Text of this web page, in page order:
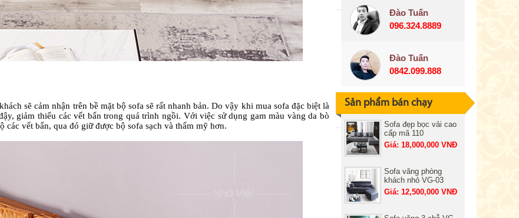
sẽ cảm nhận trên bề mặt bộ sofa sẽ rất nhanh bản. Do vậy khi mua sofa đặc biệt là
giảm thiểu các vết bẩn trong quá trình ngồi. Với việc sử dụng gam màu vàng da bò
vết bẩn, qua đó giữ được bộ sofa sạch và thẩm mỹ hơn.
Đào Tuấn
096.324.8889
Đào Tuấn
0842.099.888
Sản phẩm bán chạy
Sofa đẹp bọc vải cao
cấp mã 110
Giá: 18,000,000 VNĐ
Sofa văng phòng
khách nhỏ VG-03
Giá: 12,500,000 VNĐ